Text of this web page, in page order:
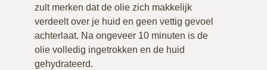
zult merken dat de olie zich makkelijk
verdeelt over je huid en geen vettig gevoel
achterlaat. Na ongeveer 10 minuten is de
olie volledig ingetrokken en de huid
gehydrateerd.